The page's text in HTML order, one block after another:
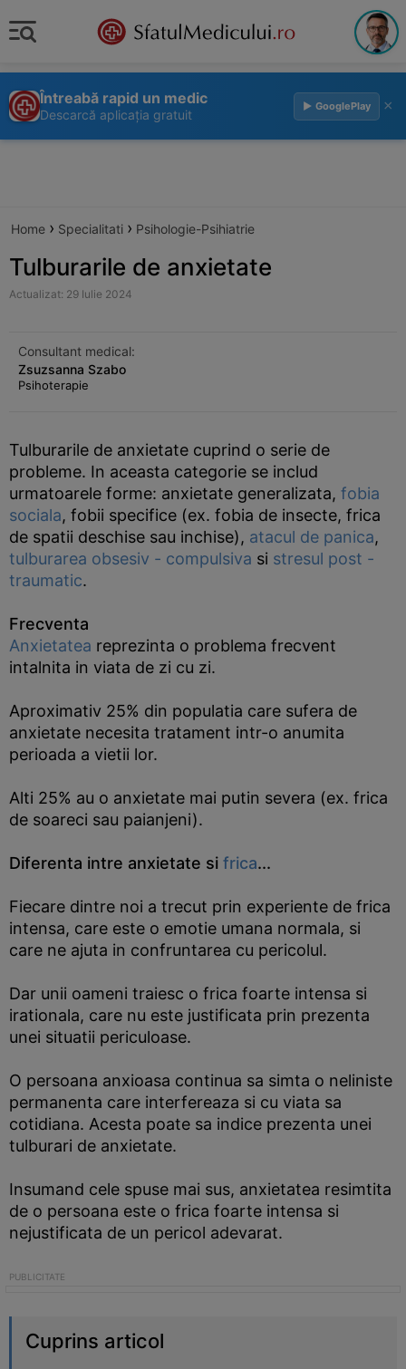
Întreabă rapid un medic
Descarcă aplicația gratuit
▶ GooglePlay ×
Home › Specialitati › Psihologie-Psihiatrie
Tulburarile de anxietate
Actualizat: 29 Iulie 2024
Consultant medical:
Zsuzsanna Szabo
Psihoterapie
Tulburarile de anxietate cuprind o serie de
probleme. In aceasta categorie se includ
urmatoarele forme: anxietate generalizata, fobia
sociala, fobii specifice (ex. fobia de insecte, frica
de spatii deschise sau inchise), atacul de panica,
tulburarea obsesiv - compulsiva si stresul post -
traumatic.
Frecventa
Anxietatea reprezinta o problema frecvent
intalnita in viata de zi cu zi.
Aproximativ 25% din populatia care sufera de
anxietate necesita tratament intr-o anumita
perioada a vietii lor.
Alti 25% au o anxietate mai putin severa (ex. frica
de soareci sau paianjeni).
Diferenta intre anxietate si frica...
Fiecare dintre noi a trecut prin experiente de frica
intensa, care este o emotie umana normala, si
care ne ajuta in confruntarea cu pericolul.
Dar unii oameni traiesc o frica foarte intensa si
irationala, care nu este justificata prin prezenta
unei situatii periculoase.
O persoana anxioasa continua sa simta o neliniste
permanenta care interfereaza si cu viata sa
cotidiana. Acesta poate sa indice prezenta unei
tulburari de anxietate.
Insumand cele spuse mai sus, anxietatea resimtita
de o persoana este o frica foarte intensa si
nejustificata de un pericol adevarat.
Cuprins articol